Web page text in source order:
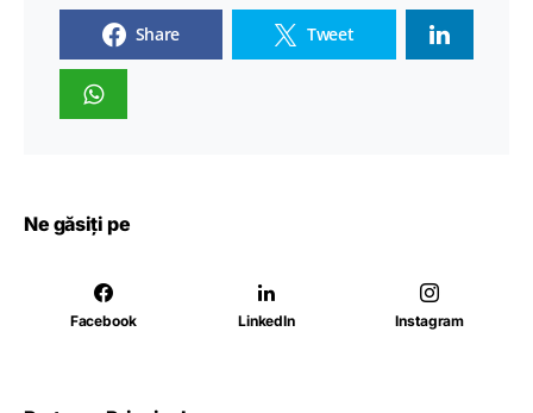
Share Tweet
Ne găsiți pe
Facebook LinkedIn Instagram